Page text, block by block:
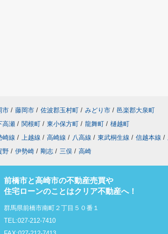
市 / 藤岡市 / 佐波郡玉村町 / みどり市 / 邑楽郡大泉町
高瀬 / 関根町 / 東小保方町 / 龍舞町 / 樋越町
崎線 / 上越線 / 高崎線 / 八高線 / 東武桐生線 / 信越本線 /
野 / 伊勢崎 / 剛志 / 三俣 / 高崎
前橋市と高崎市の不動産売買や
住宅ローンのことはクリア不動産へ！
群馬県前橋市南町２丁目５０番１
TEL:027-212-7410